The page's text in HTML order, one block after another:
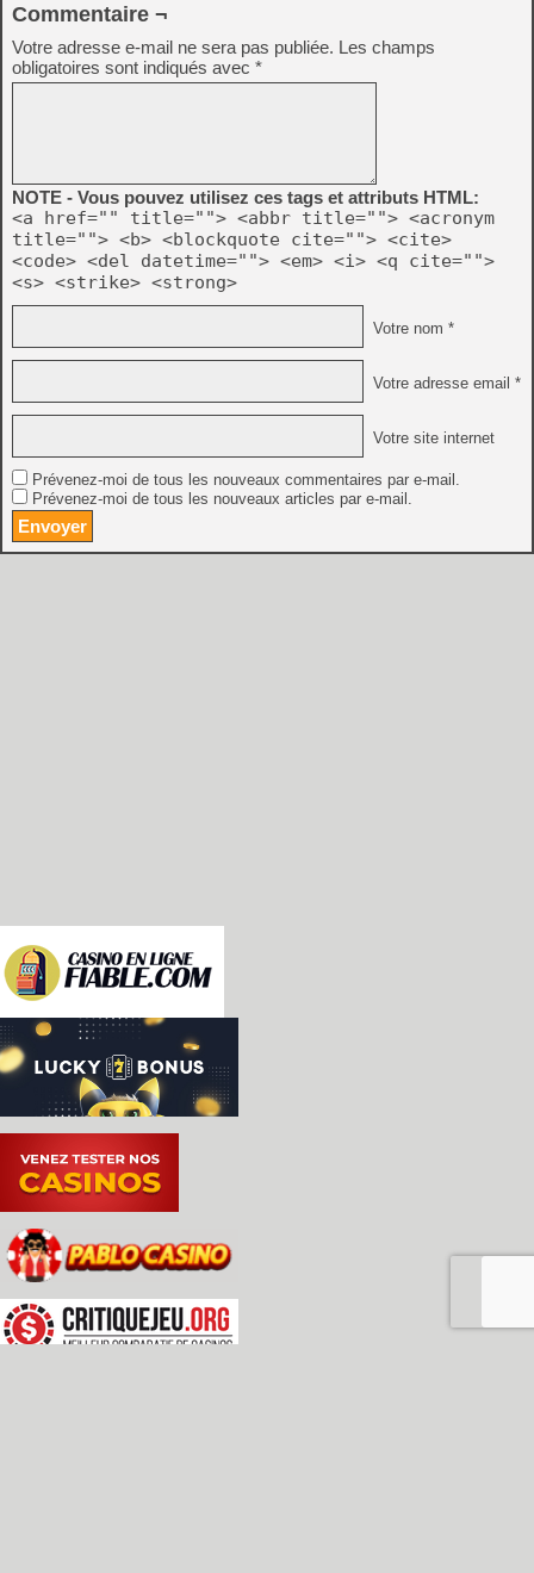
Commentaire ¬
Votre adresse e-mail ne sera pas publiée. Les champs
obligatoires sont indiqués avec *
NOTE - Vous pouvez utilisez ces tags et attributs HTML:
<a href="" title=""> <abbr title=""> <acronym
title=""> <b> <blockquote cite=""> <cite>
<code> <del datetime=""> <em> <i> <q cite="">
<s> <strike> <strong>
Votre nom *
Votre adresse email *
Votre site internet
Prévenez-moi de tous les nouveaux commentaires par e-mail.
Prévenez-moi de tous les nouveaux articles par e-mail.